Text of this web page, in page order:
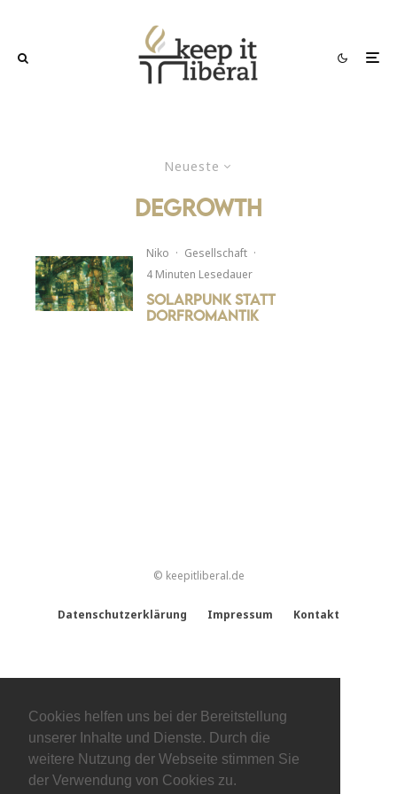
Cookies helfen uns bei der Bereitstellung
unserer Inhalte und Dienste. Durch die
weitere Nutzung der Webseite stimmen Sie
der Verwendung von Cookies zu.
Neueste
Degrowth
Niko · Gesellschaft ·
4 Minuten Lesedauer
Solarpunk statt
Dorfromantik
© keepitliberal.de
Datenschutzerklärung Impressum Kontakt